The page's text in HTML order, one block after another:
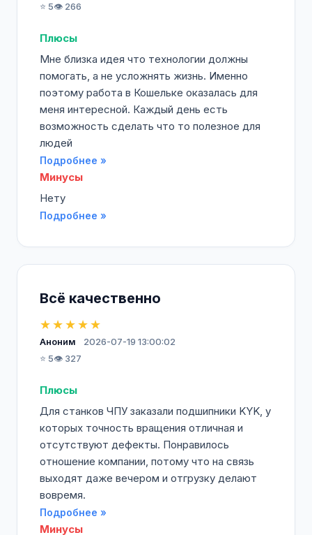
⭐ 5👁️ 266
Плюсы
Мне близка идея что технологии должны
помогать, а не усложнять жизнь. Именно
поэтому работа в Кошельке оказалась для
меня интересной. Каждый день есть
возможность сделать что то полезное для
людей
Подробнее »
Минусы
Нету
Подробнее »
Всё качественно
★★★★★
Аноним
2026-07-19 13:00:02
⭐ 5👁️ 327
Плюсы
Для станков ЧПУ заказали подшипники KYK, у
которых точность вращения отличная и
отсутствуют дефекты. Понравилось
отношение компании, потому что на связь
выходят даже вечером и отгрузку делают
вовремя.
Подробнее »
Минусы